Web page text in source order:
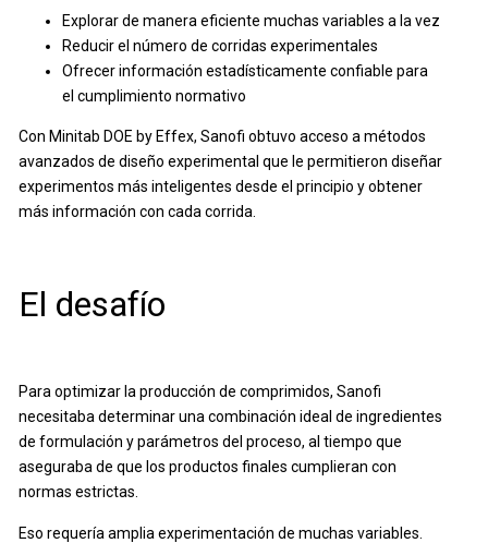
Explorar de manera eficiente muchas variables a la vez
Reducir el número de corridas experimentales
Ofrecer información estadísticamente confiable para
el cumplimiento normativo
Con Minitab DOE by Effex, Sanofi obtuvo acceso a métodos
avanzados de diseño experimental que le permitieron diseñar
experimentos más inteligentes desde el principio y obtener
más información con cada corrida.
El desafío
Para optimizar la producción de comprimidos, Sanofi
necesitaba determinar una combinación ideal de ingredientes
de formulación y parámetros del proceso, al tiempo que
aseguraba de que los productos finales cumplieran con
normas estrictas.
Eso requería amplia experimentación de muchas variables.